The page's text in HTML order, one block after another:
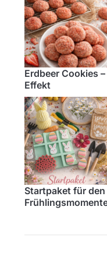
Erdbeer Cookies
Effekt
Startpaket für